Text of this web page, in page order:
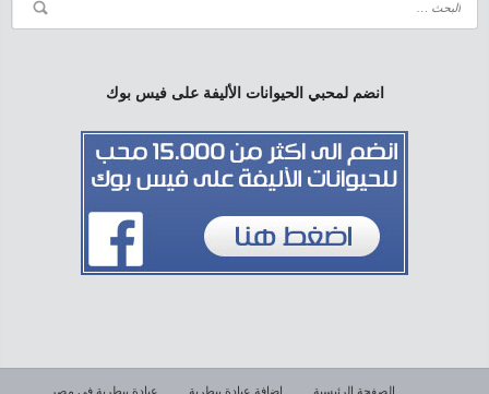
انضم لمحبي الحيوانات الأليفة على فيس بوك
الصفحة الرئيسية إضافة عيادة بيطرية عيادة بيطرية في مصر